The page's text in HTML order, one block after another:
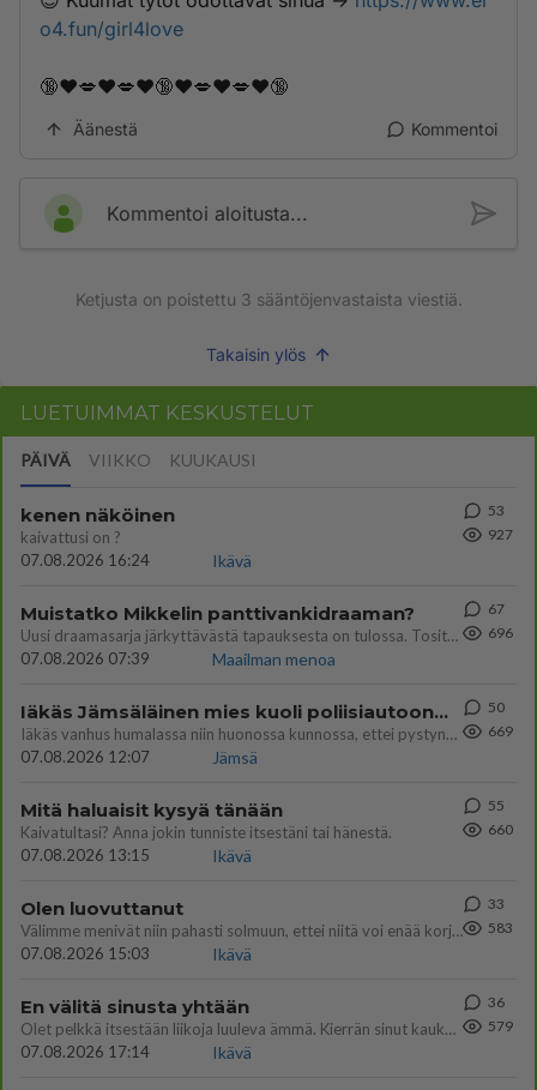
o4.fun/girl4love
🔞❤️💋❤️💋❤️🔞❤️💋❤️💋❤️🔞
Äänestä Kommentoi
Kommentoi aloitusta...
Ketjusta on poistettu 3 sääntöjenvastaista viestiä.
Takaisin ylös
LUETUIMMAT KESKUSTELUT
PÄIVÄ VIIKKO KUUKAUSI
kenen näköinen
kaivattusi on ?
07.08.2026 16:24
Ikävä
53
927
Muistatko Mikkelin panttivankidraaman?
Uusi draamasarja järkyttävästä tapauksesta on tulossa. Tositapahtumiin perustuva sarja ammentaa vuoden 1986 Mikkelin pan
07.08.2026 07:39
Maailman menoa
67
696
Iäkäs Jämsäläinen mies kuoli poliisiautoon matkalla Jyväskylän putkaan
Iäkäs vanhus humalassa niin huonossa kunnossa, ettei pystynyt huolehtimaan itsestään niin ainoa apu sillä hetkellä oli
07.08.2026 12:07
Jämsä
50
669
Mitä haluaisit kysyä tänään
Kaivatultasi? Anna jokin tunniste itsestäni tai hänestä.
07.08.2026 13:15
Ikävä
55
660
Olen luovuttanut
Välimme menivät niin pahasti solmuun, ettei niitä voi enää korjata. On aika jatkaa elämässä eteenpäin. Toivon sulle kaik
07.08.2026 15:03
Ikävä
33
583
En välitä sinusta yhtään
Olet pelkkä itsestään liikoja luuleva ämmä. Kierrän sinut kaukaa nyt ja aina. Olit mulle pelkkä lelu vaan.
07.08.2026 17:14
Ikävä
36
579